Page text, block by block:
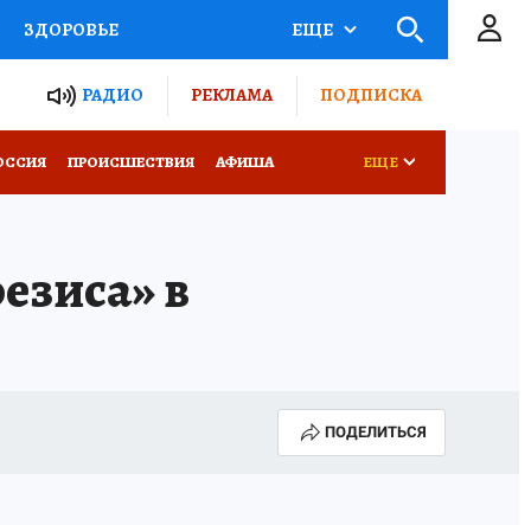
ЗДОРОВЬЕ
РОССИИ
ЕЩЕ
РАДИО РЕКЛАМА ПОДПИСКА
ПРОИСШЕСТВИЯ АФИША ЕЩЕ
в
ПОДЕЛИТЬСЯ